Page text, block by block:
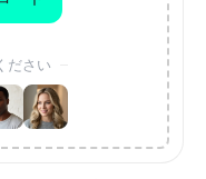
ださい